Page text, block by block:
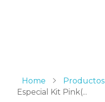
Home Productos
Especial Kit Pink(...